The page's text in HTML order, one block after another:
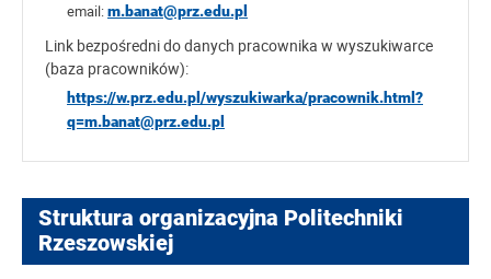
email:m.banat@prz.edu.pl
Link bezpośredni do danych pracownika w wyszukiwarce
(baza pracowników):
https://w.prz.edu.pl/wyszukiwarka/pracownik.html?
q=m.banat@prz.edu.pl
Struktura organizacyjna Politechniki
Rzeszowskiej